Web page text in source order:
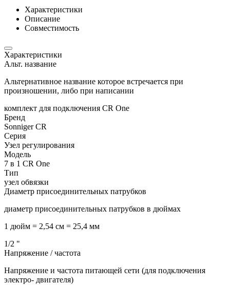
Характеристики
Описание
Совместимость
Характеристики
Альт. название
Альтернативное название которое встречается при
произношении, либо при написании
комплект для подключения CR One
Бренд
Sonniger CR
Серия
Узел регулирования
Модель
7 в 1 CR One
Тип
узел обвязки
Диаметр присоединительных патрубков
диаметр присоединительных патрубков в дюймах
1 дюйм = 2,54 см = 25,4 мм
1/2 "
Напряжение / частота
Напряжение и частота питающей сети (для подключения
электро- двигателя)